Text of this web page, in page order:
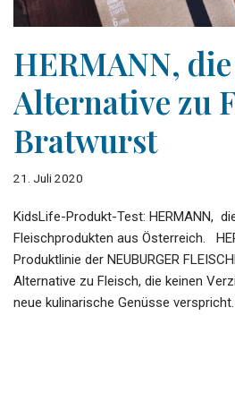
HERMANN,
Alternative zu
Bratwurst
21. Juli 2020
KidsLife-Produkt-Test: HERMANN,
Fleischprodukten aus Österreich.
Produktlinie der NEUBURGER
Alternative zu Fleisch, die keinen
neue kulinarische Genüsse